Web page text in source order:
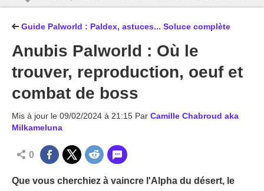
MGG
Guide Palworld : Paldex, astuces... Soluce complète
Anubis Palworld : Où le
trouver, reproduction, oeuf et
combat de boss
Mis à jour le 09/02/2024 à 21:15 Par Camille Chabroud aka
Milkameluna
0
Que vous cherchiez à vaincre l'Alpha du désert, le